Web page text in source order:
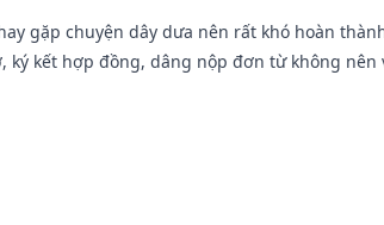
gặp chuyện dây dưa nên rất khó hoàn
kết hợp đồng, dâng nộp đơn từ không nên